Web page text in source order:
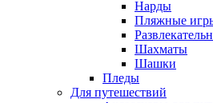
Нарды
Пляжные
Шахматы
Шашки
Пледы
Для путешествий